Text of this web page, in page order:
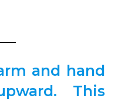
and hand
This